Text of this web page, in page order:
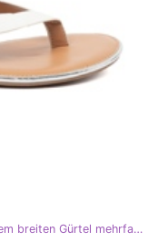
Shelvt Weiße und silberne Sandalen mit einem breiten Gürtel mehrfarbig